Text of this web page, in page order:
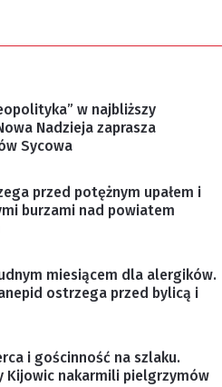
w najbliższy
Nadzieja zaprasza
Sycowa
przed potężnym upałem i
burzami nad powiatem
miesiącem dla alergików.
ostrzega przed bylicą i
i gościnność na szlaku.
Kijowic nakarmili pielgrzymów